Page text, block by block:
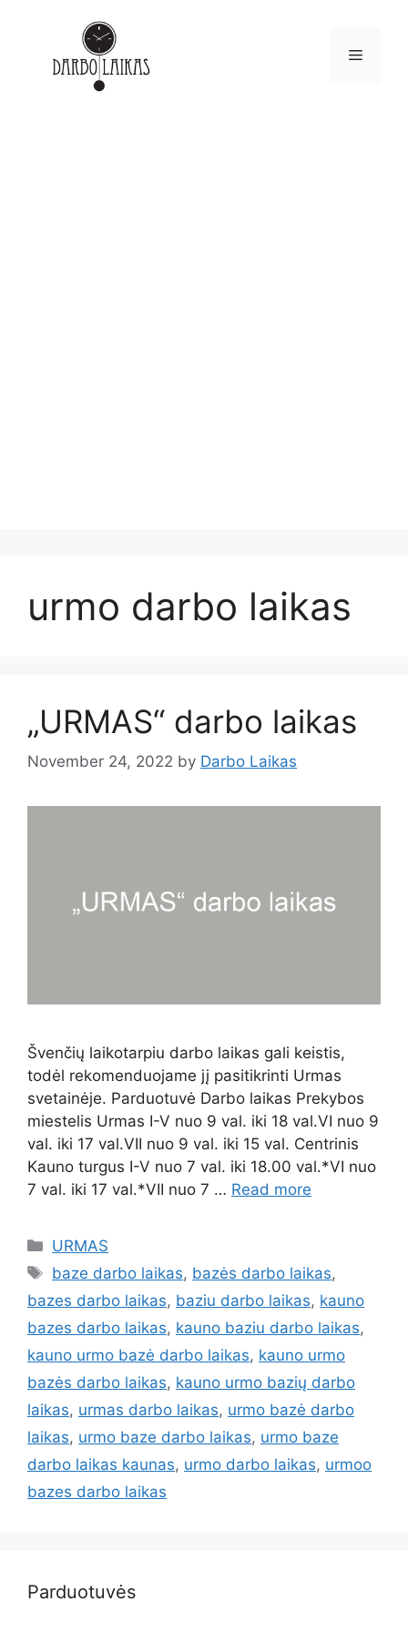
urmo darbo laikas
„URMAS“ darbo laikas
November 24, 2022 by Darbo Laikas
Švenčių laikotarpiu darbo laikas gali keistis,
todėl rekomenduojame jį pasitikrinti Urmas
svetainėje. Parduotuvė Darbo laikas Prekybos
miestelis Urmas I-V nuo 9 val. iki 18 val.VI nuo 9
val. iki 17 val.VII nuo 9 val. iki 15 val. Centrinis
Kauno turgus I-V nuo 7 val. iki 18.00 val.*VI nuo
7 val. iki 17 val.*VII nuo 7 … Read more
URMAS
baze darbo laikas, bazės darbo laikas,
bazes darbo laikas, baziu darbo laikas, kauno
bazes darbo laikas, kauno baziu darbo laikas,
kauno urmo bazė darbo laikas, kauno urmo
bazės darbo laikas, kauno urmo bazių darbo
laikas, urmas darbo laikas, urmo bazė darbo
laikas, urmo baze darbo laikas, urmo baze
darbo laikas kaunas, urmo darbo laikas, urmoo
bazes darbo laikas
Parduotuvės